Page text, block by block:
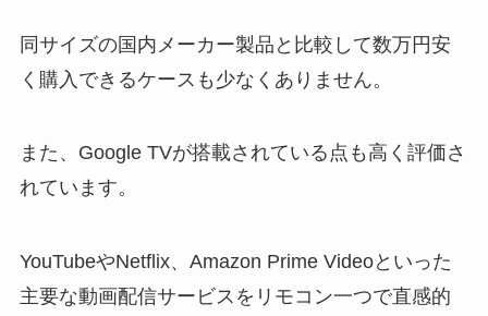
同サイズの国内メーカー製品と比較して数万円安
く購入できるケースも少なくありません。
また、Google TVが搭載されている点も高く評価さ
れています。
YouTubeやNetflix、Amazon Prime Videoといった
主要な動画配信サービスをリモコン一つで直感的